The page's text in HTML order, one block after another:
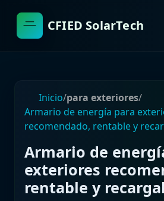
CFIED SolarTech
Inicio/para exteriores/
Armario de energía para
recomendado, rentable y
Armario de
exteriores
rentable y